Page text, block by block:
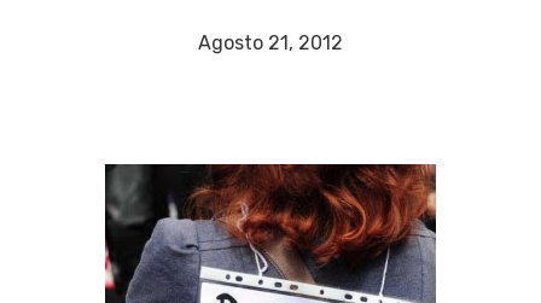
Agosto 21, 2012